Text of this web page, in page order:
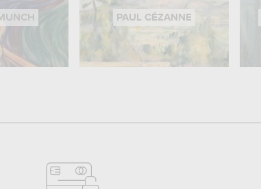
PAUL CÉZANNE